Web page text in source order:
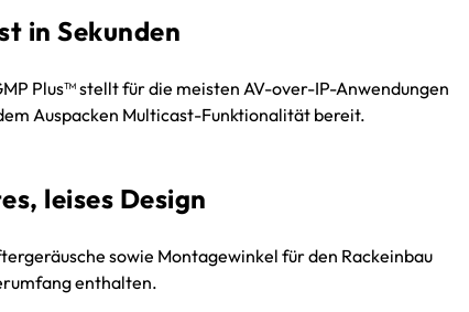
in Sekunden
Plus™ stellt für die meisten AV-over-IP-Anwendungen
Auspacken Multicast-Funktionalität bereit.
leises Design
sowie Montagewinkel für den Rackeinbau
enthalten.